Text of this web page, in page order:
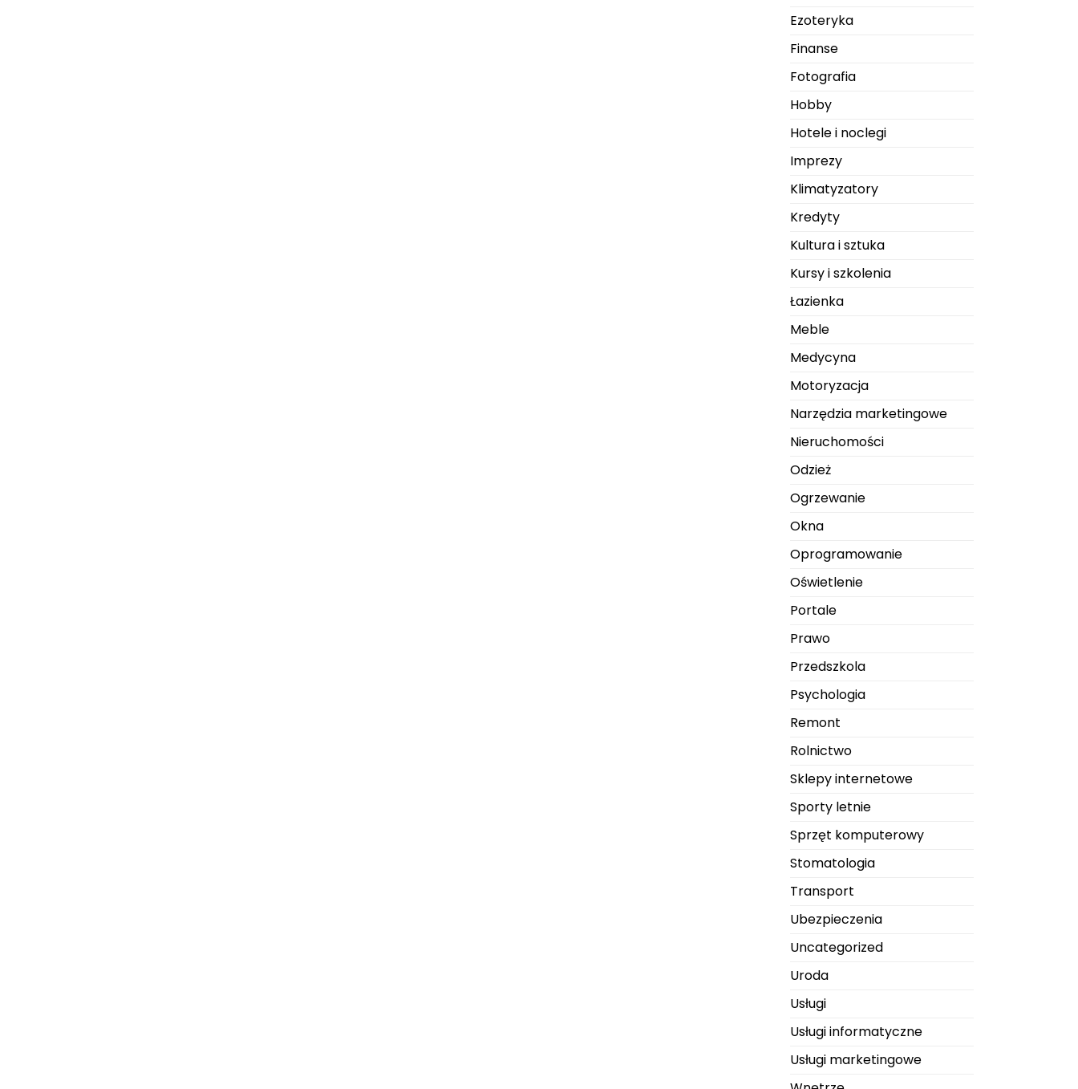
Ezoteryka
Finanse
Fotografia
Hobby
Hotele i noclegi
Imprezy
Klimatyzatory
Kredyty
Kultura i sztuka
Kursy i szkolenia
Łazienka
Meble
Medycyna
Motoryzacja
Narzędzia marketingowe
Nieruchomości
Odzież
Ogrzewanie
Okna
Oprogramowanie
Oświetlenie
Portale
Prawo
Przedszkola
Psychologia
Remont
Rolnictwo
Sklepy internetowe
Sporty letnie
Sprzęt komputerowy
Stomatologia
Transport
Ubezpieczenia
Uncategorized
Uroda
Usługi
Usługi informatyczne
Usługi marketingowe